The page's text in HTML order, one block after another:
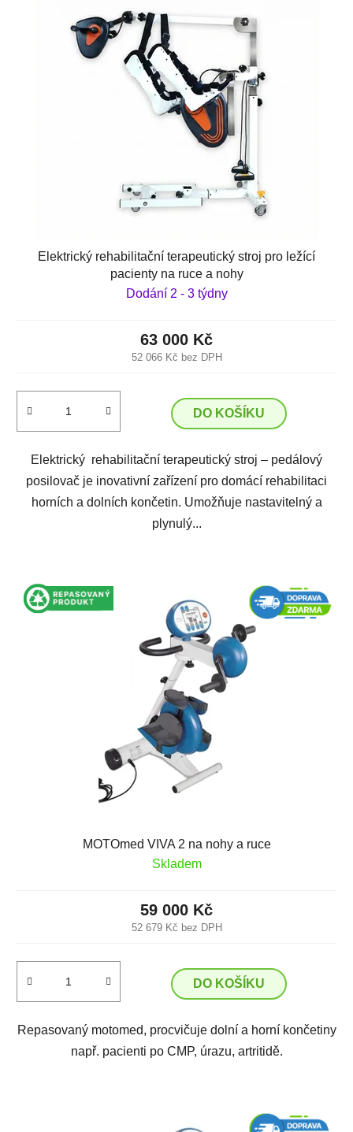
Elektrický rehabilitační terapeutický stroj pro ležící
pacienty na ruce a nohy
Dodání 2 - 3 týdny
52 066 Kč bez DPH
63 000 Kč
DO KOŠÍKU
Elektrický rehabilitační terapeutický stroj – pedálový
posilovač je inovativní zařízení pro domácí rehabilitaci
horních a dolních končetin. Umožňuje nastavitelný a
plynulý...
MOTOmed VIVA 2 na nohy a ruce
Skladem
52 679 Kč bez DPH
59 000 Kč
DO KOŠÍKU
Repasovaný motomed, procvičuje dolní a horní končetiny
např. pacienti po CMP, úrazu, artritidě.